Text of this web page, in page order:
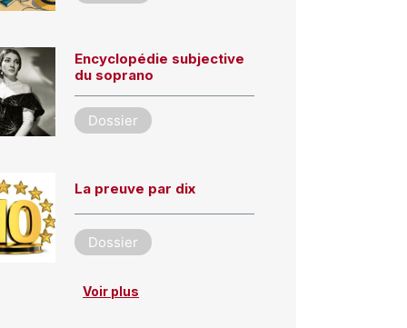
Encyclopédie subjective
du soprano
Dossier
La preuve par dix
Dossier
Voir plus